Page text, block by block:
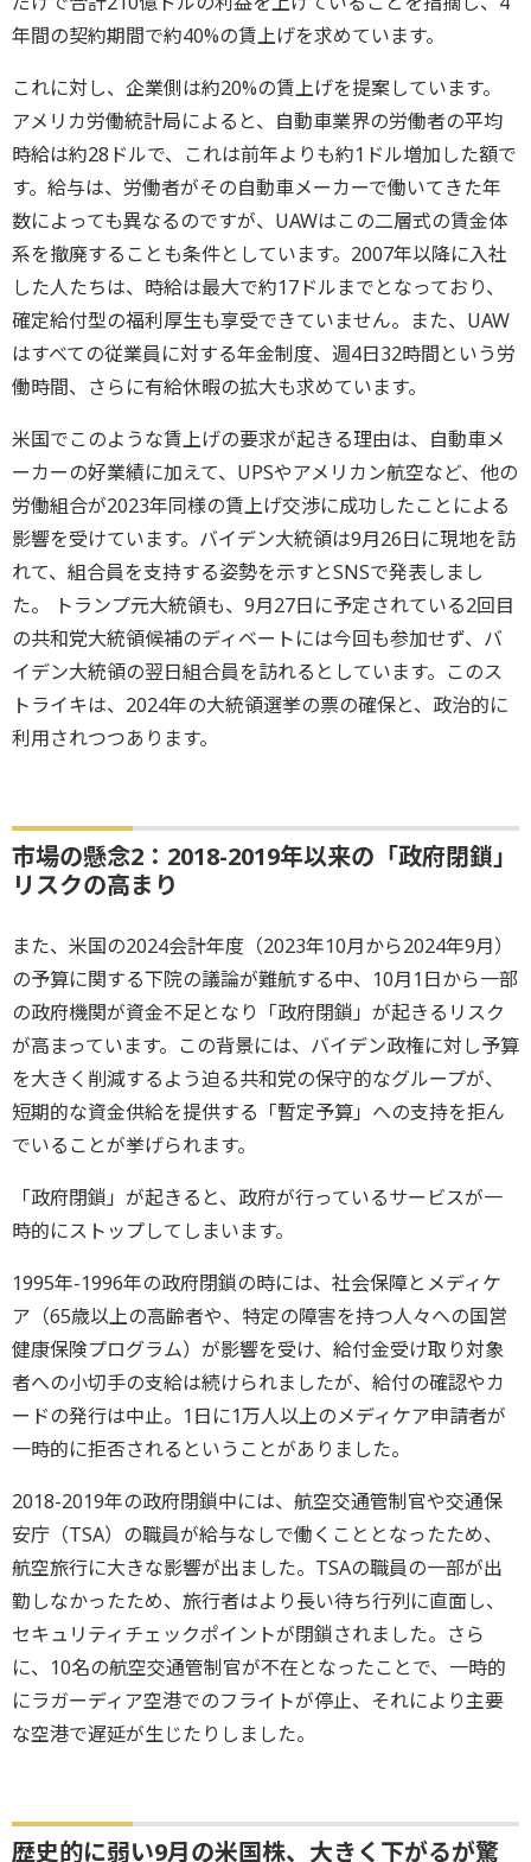
年間の契約期間で約40%の賃上げを求めています。
これに対し、企業側は約20%の賃上げを提案しています。
アメリカ労働統計局によると、自動車業界の労働者の平均
時給は約28ドルで、これは前年よりも約1ドル増加した額で
す。給与は、労働者がその自動車メーカーで働いてきた年
数によっても異なるのですが、UAWはこの二層式の賃金体
系を撤廃することも条件としています。2007年以降に入社
した人たちは、時給は最大で約17ドルまでとなっており、
確定給付型の福利厚生も享受できていません。また、UAW
はすべての従業員に対する年金制度、週4日32時間という労
働時間、さらに有給休暇の拡大も求めています。
米国でこのような賃上げの要求が起きる理由は、自動車メ
ーカーの好業績に加えて、UPSやアメリカン航空など、他の
労働組合が2023年同様の賃上げ交渉に成功したことによる
影響を受けています。バイデン大統領は9月26日に現地を訪
れて、組合員を支持する姿勢を示すとSNSで発表しまし
た。 トランプ元大統領も、9月27日に予定されている2回目
の共和党大統領候補のディベートには今回も参加せず、バ
イデン大統領の翌日組合員を訪れるとしています。このス
トライキは、2024年の大統領選挙の票の確保と、政治的に
利用されつつあります。
市場の懸念2：2018-2019年以来の「政府閉鎖」
リスクの高まり
また、米国の2024会計年度（2023年10月から2024年9月）
の予算に関する下院の議論が難航する中、10月1日から一部
の政府機関が資金不足となり「政府閉鎖」が起きるリスク
が高まっています。この背景には、バイデン政権に対し予算
を大きく削減するよう迫る共和党の保守的なグループが、
短期的な資金供給を提供する「暫定予算」への支持を拒ん
でいることが挙げられます。
「政府閉鎖」が起きると、政府が行っているサービスが一
時的にストップしてしまいます。
1995年-1996年の政府閉鎖の時には、社会保障とメディケ
ア（65歳以上の高齢者や、特定の障害を持つ人々への国営
健康保険プログラム）が影響を受け、給付金受け取り対象
者への小切手の支給は続けられましたが、給付の確認やカ
ードの発行は中止。1日に1万人以上のメディケア申請者が
一時的に拒否されるということがありました。
2018-2019年の政府閉鎖中には、航空交通管制官や交通保
安庁（TSA）の職員が給与なしで働くこととなったため、
航空旅行に大きな影響が出ました。TSAの職員の一部が出
勤しなかったため、旅行者はより長い待ち行列に直面し、
セキュリティチェックポイントが閉鎖されました。さら
に、10名の航空交通管制官が不在となったことで、一時的
にラガーディア空港でのフライトが停止、それにより主要
な空港で遅延が生じたりしました。
歴史的に弱い9月の米国株、大きく下がるが驚